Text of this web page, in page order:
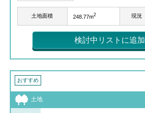
土地面積 248.77m2 現況
検討中リストに追加
おすすめ
土地